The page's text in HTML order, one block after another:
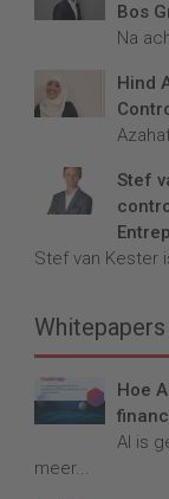
Bos
Na
Hind
Stef
Stef van Kester
Whitepapers
Hoe
AI is
meer...